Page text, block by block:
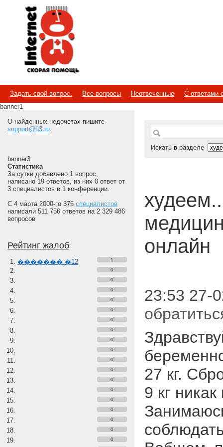
Internet
Скорая помощь
Задать свой вопрос. Все вопросы Неотвеченные
С ответами
banner1
О найденных недочетах пишите
support@03.ru.
banner3
Статистика
За сутки добавлено 1 вопрос,
написано 19 ответов, из них 0 ответ от
3 специалистов в 1 конференции.
С 4 марта 2000-го 375 специалистов
написали 511 756 ответов на 2 329 486
вопросов
Рейтинг жалоб
������� �12
1
0
0
0
0
0
0
0
0
0
0
0
0
0
0
0
0
0
0
Искать в разделе
онлайн
23:53 27-
27 кг.
9 кг